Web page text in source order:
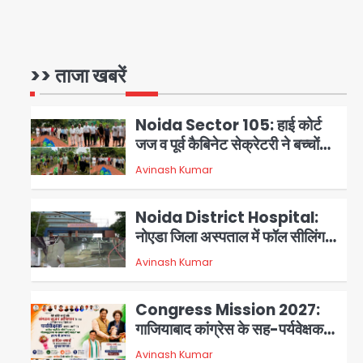
>> ताजा खबरें
1
विरासत और बॉलीवुड सितारों का जमीनी
2
Noida Sector 105: हाई कोर्ट
जज व पूर्व कैबिनेट सेक्रेटरी ने बच्चों
संग चलाया सफाई अभियान, 160
किलो कूड़ा हटाया
Avinash Kumar
3
Noida District Hospital:
नोएडा जिला अस्पताल में फॉल सीलिंग
गिरी, गायनो OT गैलरी में बड़ा हादसा
टला; मरीजों की सुरक्षा पर उठे सवाल
Avinash Kumar
Congress Mission 2027:
गाजियाबाद कांग्रेस के सह-पर्यवेक्षक
बने सतेन्द्र शर्मा, गौतमबुद्धनगर नेताओं
Avinash Kumar